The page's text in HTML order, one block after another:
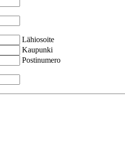
Lähiosoite
Kaupunki
Postinumero